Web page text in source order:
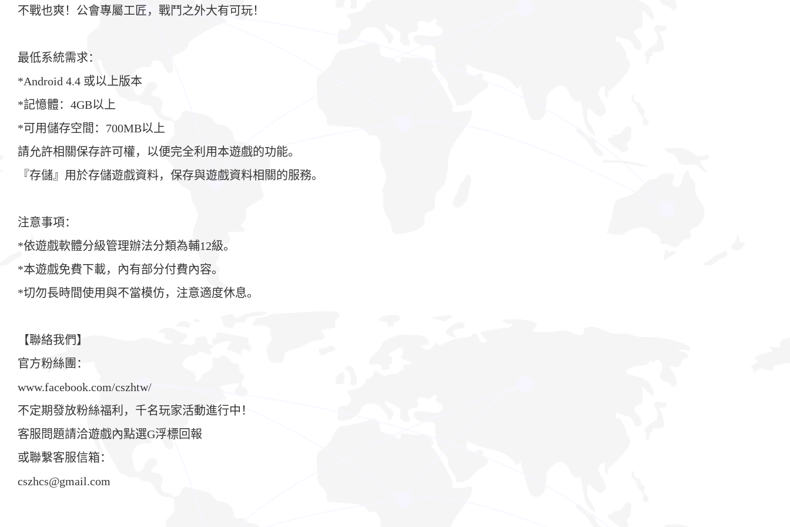
不戰也爽！公會專屬工匠，戰鬥之外大有可玩！
最低系統需求：
*Android 4.4 或以上版本
*記憶體：4GB以上
*可用儲存空間：700MB以上
請允許相關保存許可權，以便完全利用本遊戲的功能。
『存儲』用於存儲遊戲資料，保存與遊戲資料相關的服務。
注意事項：
*依遊戲軟體分級管理辦法分類為輔12級。
*本遊戲免費下載，內有部分付費內容。
*切勿長時間使用與不當模仿，注意適度休息。
【聯絡我們】
官方粉絲團：
www.facebook.com/cszhtw/
不定期發放粉絲福利，千名玩家活動進行中！
客服問題請洽遊戲內點選G浮標回報
或聯繫客服信箱：
cszhcs@gmail.com